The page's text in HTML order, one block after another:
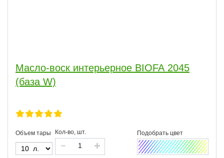
Масло-воск интерьерное BIOFA 2045
(база W)
Объем тары Кол-во, шт.